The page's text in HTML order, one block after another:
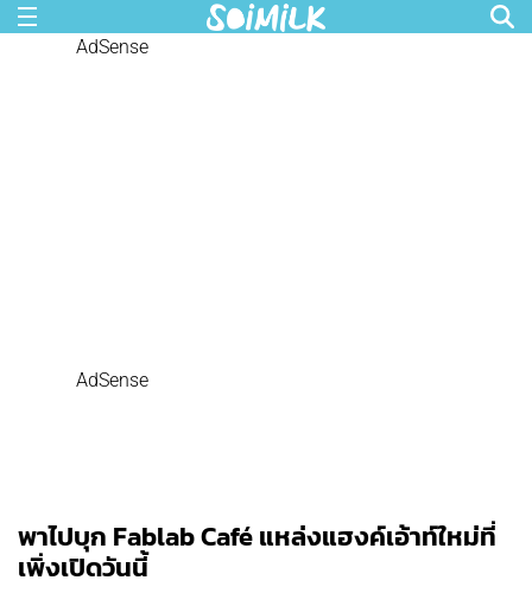
AdSense
AdSense
พาไปบุก Fablab Café แหล่งแฮงค์เอ้าท์ใหม่ที่
เพิ่งเปิดวันนี้